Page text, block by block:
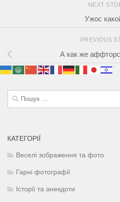
NEXT
Ужос
PREVIOUS
А как же
Пошук:
КАТЕГОРІЇ
Веселі зображення та фото
Гарні фотографії
Історії та анекдоти